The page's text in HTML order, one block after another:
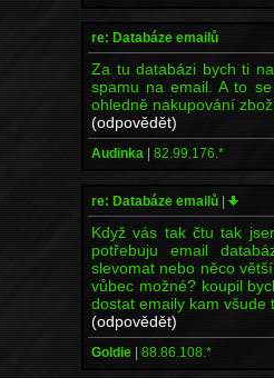
re: Databáze emailů
Za tu databázi bych ti
spamu na email. A to
ohledně nakupování
(odpovědět)
Audinka | 82.99.176.*
re: Databáze emailů |
Když vás tak čtu tak
potřebuju email
slevomat nebo něco
vůbec možné? koupil
dostat emaily kam všude
(odpovědět)
Goldie | 88.86.108.*